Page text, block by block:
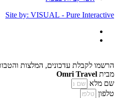
Site by: VISUAL - Pure Interactive
הרשמו לקבלת עדכונים, המלצות והטבות
מביתOmri Travel
שם מלא
טלפון